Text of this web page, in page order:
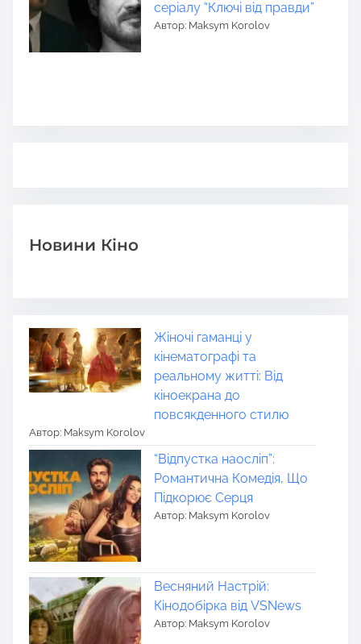
серіалу “Ключі від правди”
Автор: Maksym Korolov
Новини Кіно
Жіночі гаманці у
кінематографі та
реальному житті: Від
кіноекрана до
повсякденного стилю
Автор: Maksym Korolov
“Відпустка наосліп”:
Романтична Комедія, Що
Підкорює Серця
Автор: Maksym Korolov
Весняний Настрій:
Кінодобірка від VSNews
Автор: Maksym Korolov